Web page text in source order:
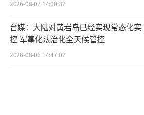
2026-08-07 14:00:32
台媒：大陆对黄岩岛已经实现常态化实
控 军事化法治化全天候管控
2026-08-06 14:47:02